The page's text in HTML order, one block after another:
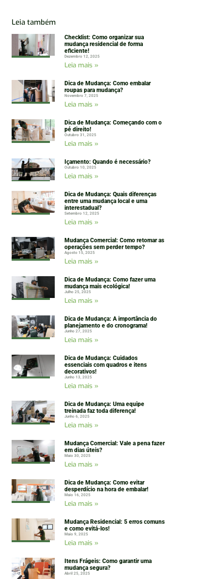
Leia também
Checklist: Como organizar sua
mudança residencial de forma
eficiente!
Dezembro 12, 2025
Leia mais »
Dica de Mudança: Como embalar
roupas para mudança?
Novembro 7, 2025
Leia mais »
Dica de Mudança: Começando com o
pé direito!
Outubro 31, 2025
Leia mais »
Içamento: Quando é necessário?
Outubro 10, 2025
Leia mais »
Dica de Mudança: Quais diferenças
entre uma mudança local e uma
interestadual?
Setembro 12, 2025
Leia mais »
Mudança Comercial: Como retomar as
operações sem perder tempo?
Agosto 15, 2025
Leia mais »
Dica de Mudança: Como fazer uma
mudança mais ecológica!
Julho 25, 2025
Leia mais »
Dica de Mudança: A importância do
planejamento e do cronograma!
Junho 27, 2025
Leia mais »
Dica de Mudança: Cuidados
essenciais com quadros e itens
decorativos!
Junho 13, 2025
Leia mais »
Dica de Mudança: Uma equipe
treinada faz toda diferença!
Junho 6, 2025
Leia mais »
Mudança Comercial: Vale a pena fazer
em dias úteis?
Maio 30, 2025
Leia mais »
Dica de Mudança: Como evitar
desperdício na hora de embalar!
Maio 16, 2025
Leia mais »
Mudança Residencial: 5 erros comuns
e como evitá-los!
Maio 9, 2025
Leia mais »
Itens Frágeis: Como garantir uma
mudança segura?
Abril 25, 2025